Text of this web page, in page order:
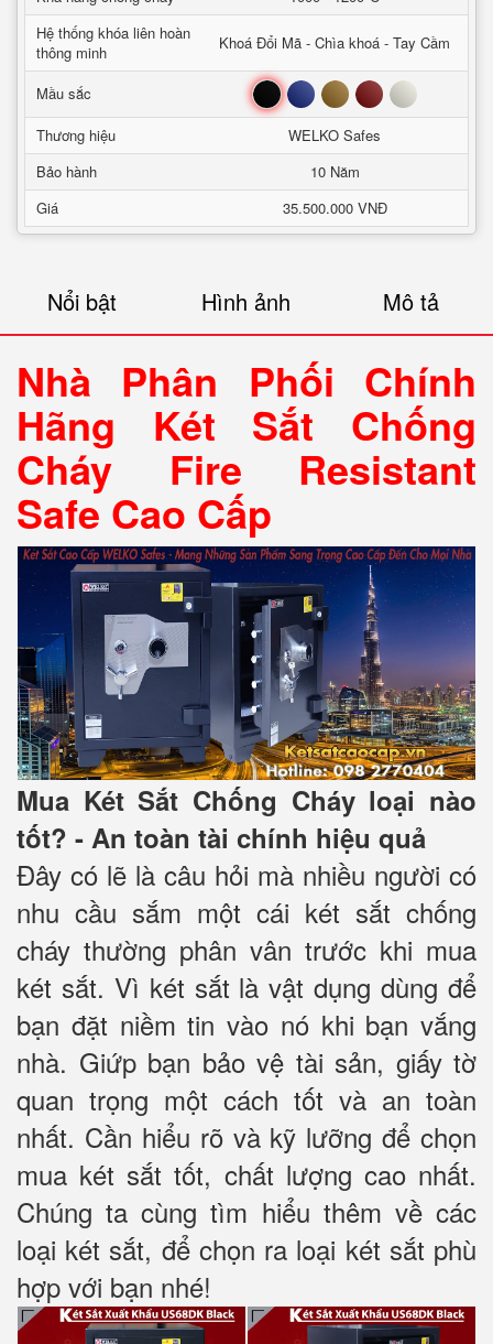
Hệ thống khóa liên hoàn
thông minh
Khoá Đổi Mã - Chìa khoá - Tay Cầm
Mầu sắc Đen Xanh Nâu Đỏ Trắng
Thương hiệu
WELKO Safes
Bảo hành
10 Năm
Giá
35.500.000 VNĐ
Nổi bật Hình ảnh Mô tả
Nhà Phân Phối Chính
Hãng Két Sắt Chống
Cháy Fire Resistant
Safe Cao Cấp
Mua Két Sắt Chống Cháy loại nào
tốt? - An toàn tài chính hiệu quả
Đây có lẽ là câu hỏi mà nhiều người có
nhu cầu sắm một cái két sắt chống
cháy thường phân vân trước khi mua
két sắt. Vì két sắt là vật dụng dùng để
bạn đặt niềm tin vào nó khi bạn vắng
nhà. Giứp bạn bảo vệ tài sản, giấy tờ
quan trọng một cách tốt và an toàn
nhất. Cần hiểu rõ và kỹ lưỡng để chọn
mua két sắt tốt, chất lượng cao nhất.
Chúng ta cùng tìm hiểu thêm về các
loại két sắt, để chọn ra loại két sắt phù
hợp với bạn nhé!